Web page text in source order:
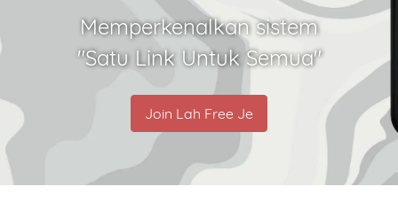
Memperkenalkan sistem
"Satu Link Untuk Semua"
Join Lah Free Je